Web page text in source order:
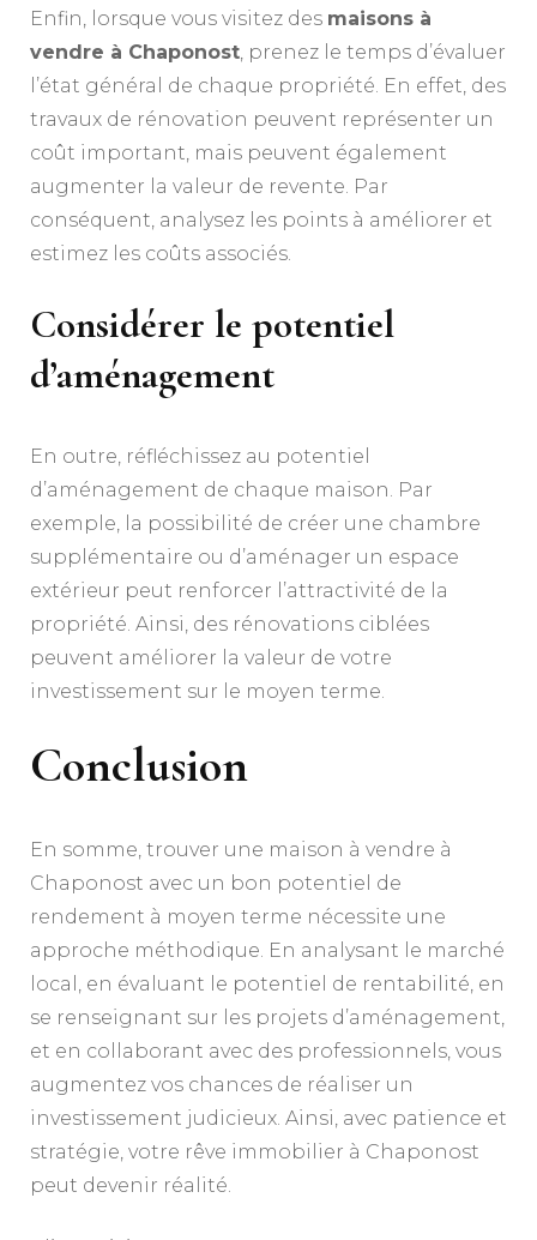
Enfin, lorsque vous visitez des maisons à
vendre à Chaponost, prenez le temps d’évaluer
l’état général de chaque propriété. En effet, des
travaux de rénovation peuvent représenter un
coût important, mais peuvent également
augmenter la valeur de revente. Par
conséquent, analysez les points à améliorer et
estimez les coûts associés.
Considérer le potentiel
d’aménagement
En outre, réfléchissez au potentiel
d’aménagement de chaque maison. Par
exemple, la possibilité de créer une chambre
supplémentaire ou d’aménager un espace
extérieur peut renforcer l’attractivité de la
propriété. Ainsi, des rénovations ciblées
peuvent améliorer la valeur de votre
investissement sur le moyen terme.
Conclusion
En somme, trouver une maison à vendre à
Chaponost avec un bon potentiel de
rendement à moyen terme nécessite une
approche méthodique. En analysant le marché
local, en évaluant le potentiel de rentabilité, en
se renseignant sur les projets d’aménagement,
et en collaborant avec des professionnels, vous
augmentez vos chances de réaliser un
investissement judicieux. Ainsi, avec patience et
stratégie, votre rêve immobilier à Chaponost
peut devenir réalité.